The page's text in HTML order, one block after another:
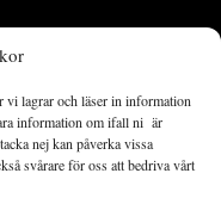
vi lagrar och läser in information
information om ifall ni är
nej kan påverka vissa
svårare för oss att bedriva vårt
med bred bevakning av
och med fokus på
ett hållbart samhälle går